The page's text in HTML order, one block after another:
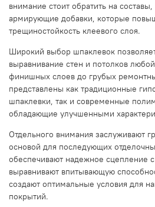
внимание стоит обратить на
армирующие добавки, которые
трещиностойкость клеевого слоя.
Широкий выбор шпаклевок
выравнивание стен и потолков
финишных слоев до грубых
представлены как традиционные
шпаклевки, так и современные
обладающие улучшенными
Отдельного внимания заслуживают
основой для последующих
обеспечивают надежное сцепление
выравнивают впитывающую
создают оптимальные условия для
покрытий.